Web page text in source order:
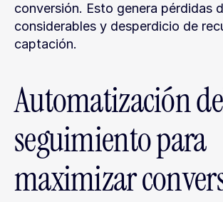
conversión. Esto genera pérdidas
considerables y desperdicio de
captación.
Automatización
seguimiento para
maximizar